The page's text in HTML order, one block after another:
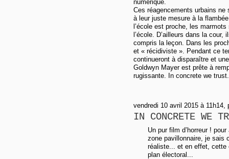
numérique.
Ces réagencements urbains
à leur juste mesure à la
l’école est proche, les
l’école. D’ailleurs dans la
compris la leçon. Dans les
et « récidiviste ». Pendant ce
continueront à disparaître et
Goldwyn Mayer est prête à
rugissante. In concrete we trust.
vendredi 10 avril 2015 à 11h14,
IN CONCRETE WE
Un pur film d’horreur !
zone pavillonnaire, je sais
réaliste... et en effet, cette
plan électoral...